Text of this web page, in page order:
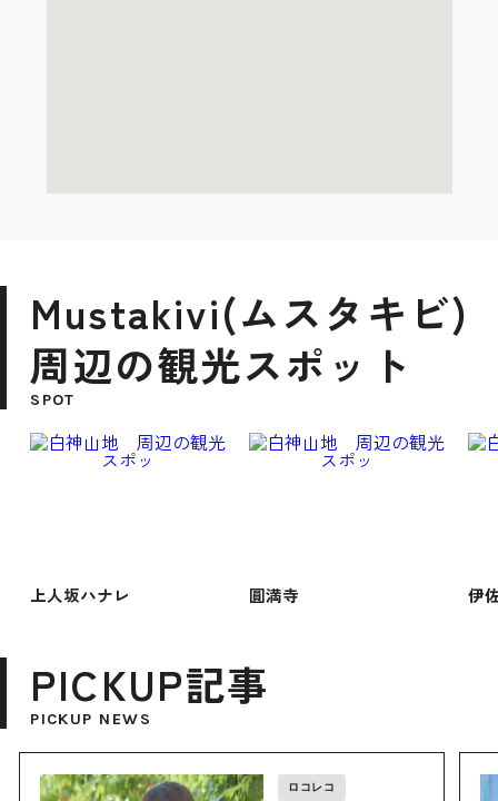
Mustakivi(ムスタキビ)
周辺の観光スポット
SPOT
上人坂ハナレ 圓満寺 伊
PICKUP記事
PICKUP NEWS
ロコレコ